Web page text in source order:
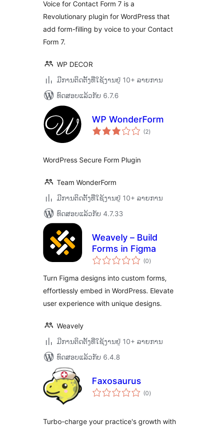
Voice for Contact Form 7 is a
Revolutionary plugin for WordPress that
add form-filling by voice to your Contact
Form 7.
WP DECOR
ມີການຕິດຕັ້ງທີ່ໃຊ້ງານຢູ່ 10+ ລາຍການ
ທົດສອບແລ້ວກັບ 6.7.6
WP WonderForm
(2ຄະແນນ
ທັງໝົດ
)
WordPress Secure Form Plugin
Team WonderForm
ມີການຕິດຕັ້ງທີ່ໃຊ້ງານຢູ່ 10+ ລາຍການ
ທົດສອບແລ້ວກັບ 4.7.33
Weavely – Build
Forms in Figma
(0ຄະແນນ
ທັງໝົດ
)
Turn Figma designs into custom forms,
effortlessly embed in WordPress. Elevate
user experience with unique designs.
Weavely
ມີການຕິດຕັ້ງທີ່ໃຊ້ງານຢູ່ 10+ ລາຍການ
ທົດສອບແລ້ວກັບ 6.4.8
Faxosaurus
(0ຄະແນນ
ທັງໝົດ
)
Turbo-charge your practice's growth with